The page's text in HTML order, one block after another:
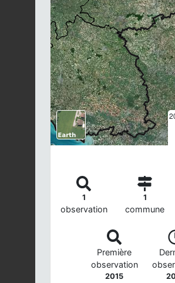
1
observation
1
commune
Première
observation
2015